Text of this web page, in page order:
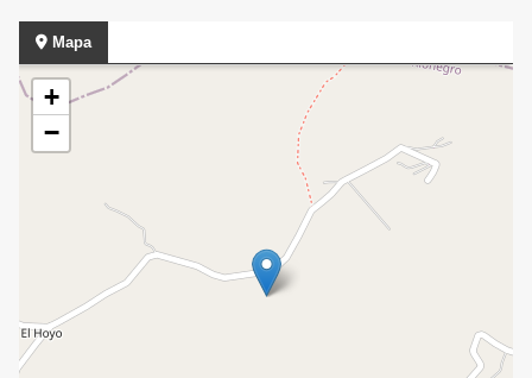
Mapa
+
−